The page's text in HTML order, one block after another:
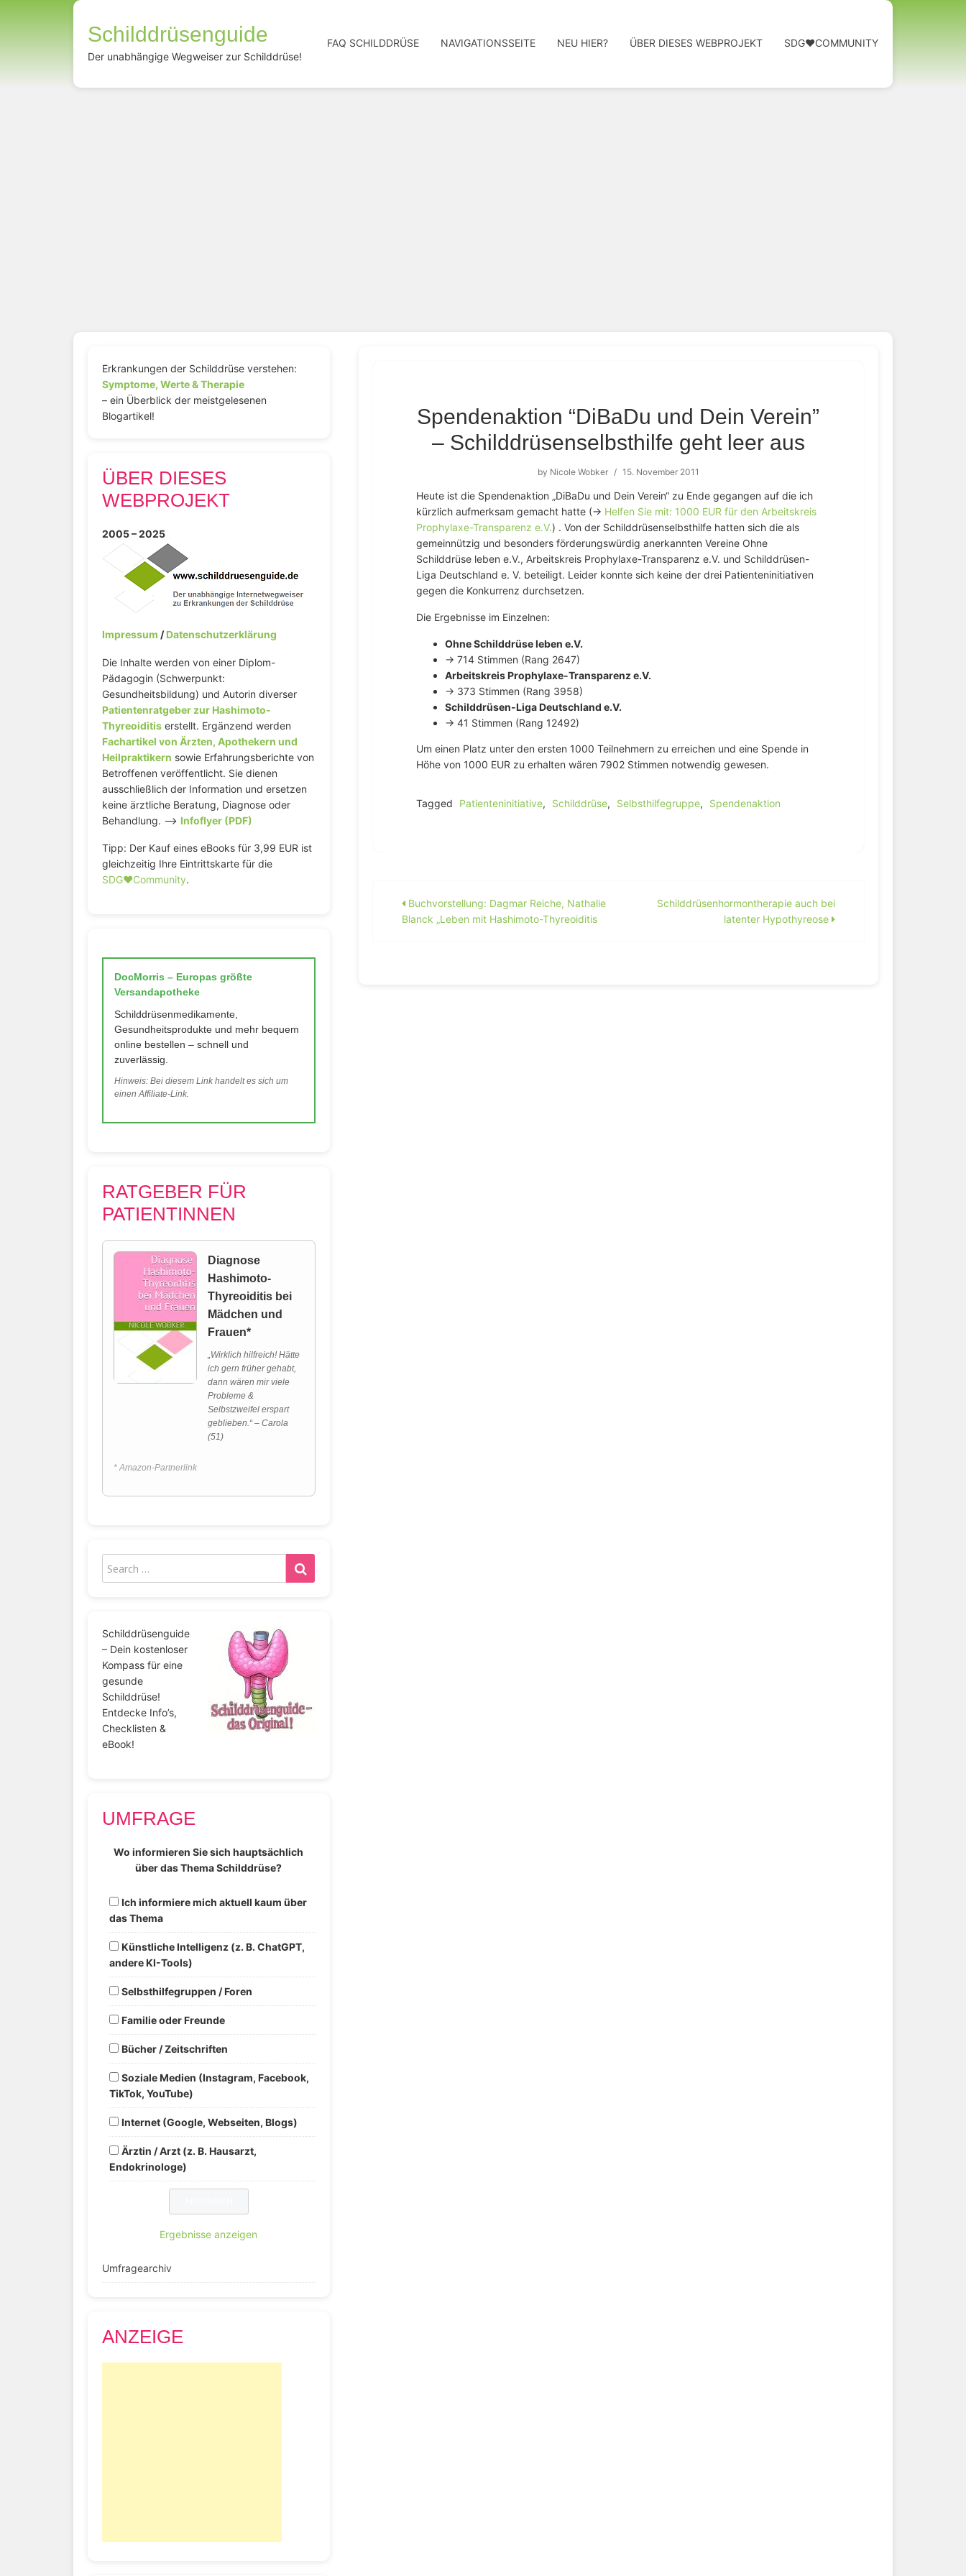
Schilddrüsenguide
Der unabhängige Wegweiser zur Schilddrüse!
FAQ SCHILDDRÜSE NAVIGATIONSSEITE NEU HIER? ÜBER DIESES WEBPROJEKT SDG❤️COMMUNITY
Spendenaktion “DiBaDu und Dein Verein”
– Schilddrüsenselbsthilfe geht leer aus
by Nicole Wobker / 15. November 2011
Heute ist die Spendenaktion „DiBaDu und Dein Verein“ zu Ende gegangen auf die ich
kürzlich aufmerksam gemacht hatte (→ Helfen Sie mit: 1000 EUR für den Arbeitskreis
Prophylaxe-Transparenz e.V.) . Von der Schilddrüsenselbsthilfe hatten sich die als
gemeinnützig und besonders förderungswürdig anerkannten Vereine Ohne
Schilddrüse leben e.V., Arbeitskreis Prophylaxe-Transparenz e.V. und Schilddrüsen-
Liga Deutschland e. V. beteiligt. Leider konnte sich keine der drei Patienteninitiativen
gegen die Konkurrenz durchsetzen.
Die Ergebnisse im Einzelnen:
Ohne Schilddrüse leben e.V.
→ 714 Stimmen (Rang 2647)
Arbeitskreis Prophylaxe-Transparenz e.V.
→ 373 Stimmen (Rang 3958)
Schilddrüsen-Liga Deutschland e.V.
→ 41 Stimmen (Rang 12492)
Um einen Platz unter den ersten 1000 Teilnehmern zu erreichen und eine Spende in
Höhe von 1000 EUR zu erhalten wären 7902 Stimmen notwendig gewesen.
Tagged Patienteninitiative, Schilddrüse, Selbsthilfegruppe, Spendenaktion
Beitragsnavigation
Buchvorstellung: Dagmar Reiche, Nathalie
Blanck „Leben mit Hashimoto-Thyreoiditis
Schilddrüsenhormontherapie auch bei
latenter Hypothyreose
Erkrankungen der Schilddrüse verstehen:
Symptome, Werte & Therapie
– ein Überblick der meistgelesenen
Blogartikel!
ÜBER DIESES
WEBPROJEKT
2005 – 2025
Impressum /Datenschutzerklärung
Die Inhalte werden von einer Diplom-
Pädagogin (Schwerpunkt:
Gesundheitsbildung) und Autorin diverser
Patientenratgeber zur Hashimoto-
Thyreoiditis erstellt. Ergänzend werden
Fachartikel von Ärzten, Apothekern und
Heilpraktikern sowie Erfahrungsberichte von
Betroffenen veröffentlicht. Sie dienen
ausschließlich der Information und ersetzen
keine ärztliche Beratung, Diagnose oder
Behandlung. –> Infoflyer (PDF)
Tipp: Der Kauf eines eBooks für 3,99 EUR ist
gleichzeitig Ihre Eintrittskarte für die
SDG♥️Community.
DocMorris – Europas größte
Versandapotheke
Schilddrüsenmedikamente,
Gesundheitsprodukte und mehr bequem
online bestellen – schnell und
zuverlässig.
Hinweis: Bei diesem Link handelt es sich um
einen Affiliate-Link.
RATGEBER FÜR
PATIENTINNEN
Diagnose
Hashimoto-
Thyreoiditis bei
Mädchen und
Frauen*
„Wirklich hilfreich! Hätte
ich gern früher gehabt,
dann wären mir viele
Probleme &
Selbstzweifel erspart
geblieben.“ – Carola
(51)
* Amazon-Partnerlink
Schilddrüsenguide
– Dein kostenloser
Kompass für eine
gesunde
Schilddrüse!
Entdecke Info’s,
Checklisten &
eBook!
UMFRAGE
Wo informieren Sie sich hauptsächlich
über das Thema Schilddrüse?
Ich informiere mich aktuell kaum über
das Thema
Künstliche Intelligenz (z. B. ChatGPT,
andere KI-Tools)
Selbsthilfegruppen / Foren
Familie oder Freunde
Bücher / Zeitschriften
Soziale Medien (Instagram, Facebook,
TikTok, YouTube)
Internet (Google, Webseiten, Blogs)
Ärztin / Arzt (z. B. Hausarzt,
Endokrinologe)
Ergebnisse anzeigen
Umfragearchiv
ANZEIGE